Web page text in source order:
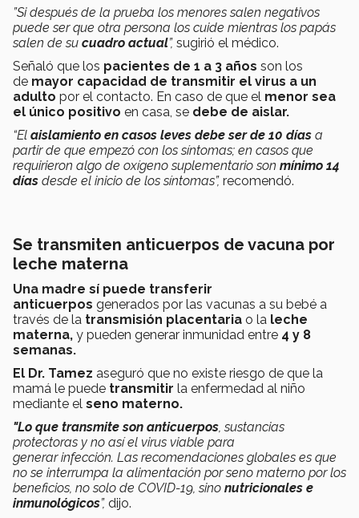
”Si después de la prueba los menores salen negativos
puede ser que otra persona los cuide mientras los papás
salen de su cuadro actual”, sugirió el médico.
Señaló que los pacientes de 1 a 3 años son los
de mayor capacidad de transmitir el virus a un
adulto por el contacto. En caso de que el menor sea
el único positivo en casa, se debe de aislar.
“El aislamiento en casos leves debe ser de 10 días a
partir de que empezó con los síntomas; en casos que
requirieron algo de oxígeno suplementario son mínimo 14
días desde el inicio de los síntomas”, recomendó.
Se transmiten anticuerpos de vacuna por
leche materna
Una madre sí puede transferir
anticuerpos generados por las vacunas a su bebé a
través de la transmisión placentaria o la leche
materna, y pueden generar inmunidad entre 4 y 8
semanas.
El Dr. Tamez aseguró que no existe riesgo de que la
mamá le puede transmitir la enfermedad al niño
mediante el seno materno.
"Lo que transmite son anticuerpos, sustancias
protectoras y no así el virus viable para
generar infección. Las recomendaciones globales es que
no se interrumpa la alimentación por seno materno por los
beneficios, no solo de COVID-19, sino nutricionales e
inmunológicos”, dijo.